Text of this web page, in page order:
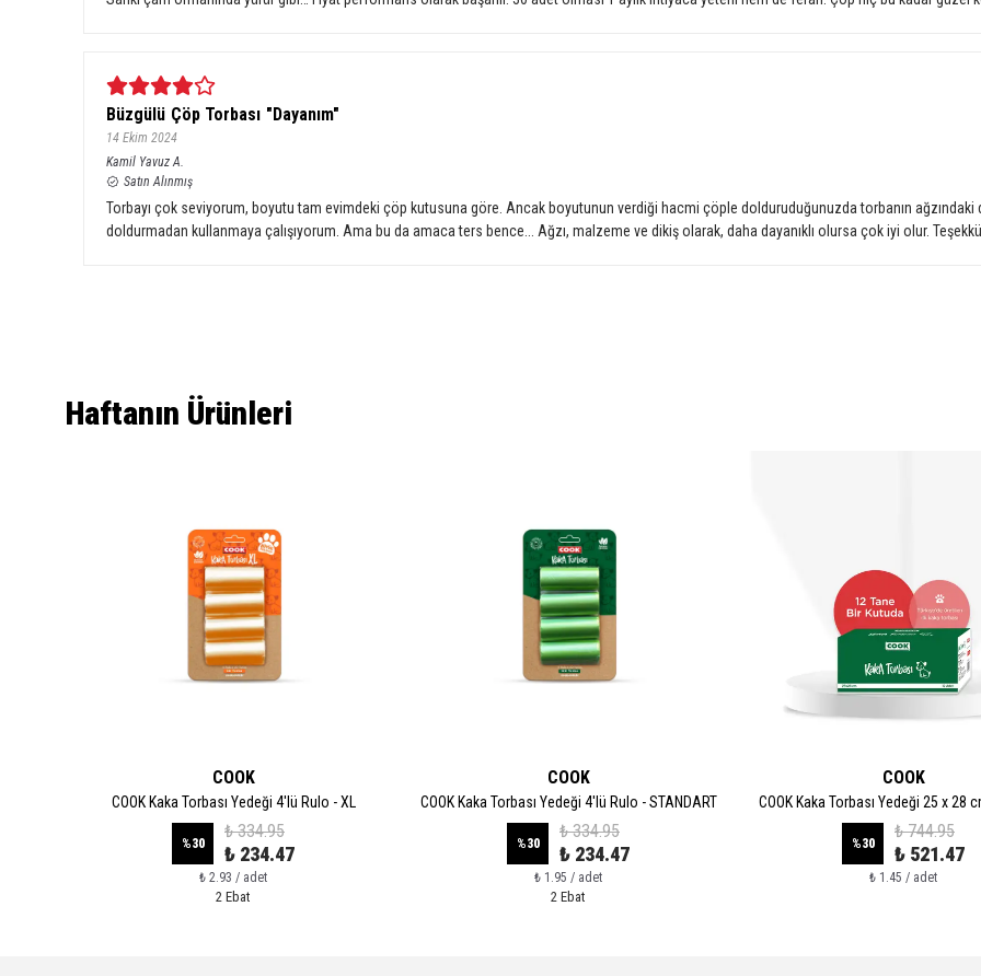
Büzgülü Çöp Torbası "Dayanım"
14 Ekim 2024
Kamil Yavuz A.
Satın Alınmış
Torbayı çok seviyorum, boyutu tam evimdeki çöp kutusuna göre. Ancak boyutunun verdiği hacmi çöple dolduruduğunuzda torbanın ağzındaki
doldurmadan kullanmaya çalışıyorum. Ama bu da amaca ters bence... Ağzı, malzeme ve dikiş olarak, daha dayanıklı olursa çok iyi olur.
Haftanın Ürünleri
COOK
COOK Kaka Torbası Yedeği 4'lü Rulo - XL
%30
₺ 334.95
₺ 234.47
₺ 2.93 / adet
2 Ebat
COOK
COOK Kaka Torbası Yedeği 4'lü Rulo - STANDART
%30
₺ 334.95
₺ 234.47
₺ 1.95 / adet
2 Ebat
COOK
COOK Kaka Torbası Yedeği 25 x 28
%30
₺ 744.95
₺ 521.47
₺ 1.45 / adet